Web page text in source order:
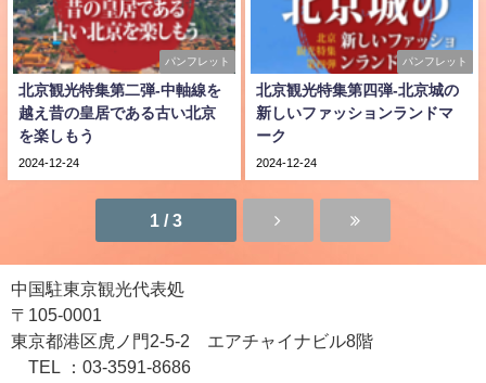
パンフレット
北京観光特集第二弾-中軸線を
越え昔の皇居である古い北京
を楽しもう
2024-12-24
パンフレット
北京観光特集第四弾-北京城の
新しいファッションランドマ
ーク
2024-12-24
1 / 3
中国駐東京観光代表処
〒105-0001
東京都港区虎ノ門2-5-2 エアチャイナビル8階
TEL ：03-3591-8686